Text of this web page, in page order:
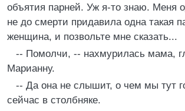
объятия парней. Уж я-то знаю. Меня
не до смерти придавила одна такая
женщина, и позвольте мне сказать...
-- Помолчи, -- нахмурилась мама,
Марианну.
-- Да она не слышит, о чем мы тут
сейчас в столбняке.